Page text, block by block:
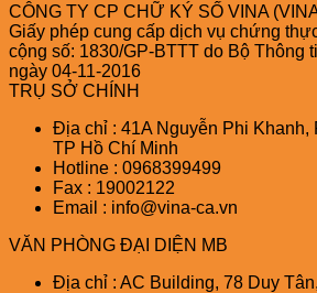
CÔNG TY CP CHỮ KÝ SỐ VINA
Giấy phép cung cấp dịch vụ chứng
cộng số: 1830/GP-BTTT do Bộ Thông
ngày 04-11-2016
TRỤ SỞ CHÍNH
Địa chỉ : 41A Nguyễn Phi Khanh,
TP Hồ Chí Minh
Hotline : 0968399499
Fax : 19002122
Email : info@vina-ca.vn
VĂN PHÒNG ĐẠI DIỆN MB
Địa chỉ : AC Building, 78 Duy